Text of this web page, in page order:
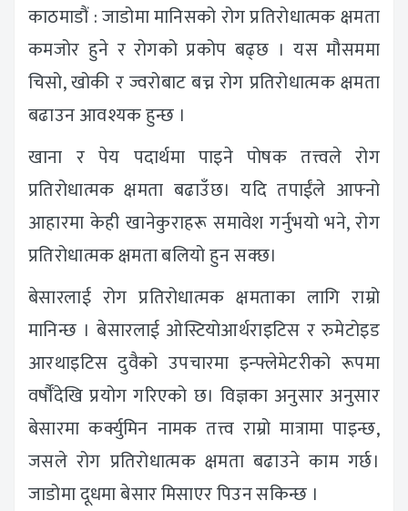
काठमाडौं : जाडोमा मानिसको रोग प्रतिरोधात्मक क्षमता
कमजोर हुने र रोगको प्रकोप बढ्छ । यस मौसममा
चिसो, खोकी र ज्वरोबाट बच्न रोग प्रतिरोधात्मक क्षमता
बढाउन आवश्यक हुन्छ ।
खाना र पेय पदार्थमा पाइने पोषक तत्त्वले रोग
प्रतिरोधात्मक क्षमता बढाउँछ। यदि तपाईंले आफ्नो
आहारमा केही खानेकुराहरू समावेश गर्नुभयो भने, रोग
प्रतिरोधात्मक क्षमता बलियो हुन सक्छ।
बेसारलाई रोग प्रतिरोधात्मक क्षमताका लागि राम्रो
मानिन्छ । बेसारलाई ओस्टियोआर्थराइटिस र रुमेटोइड
आरथाइटिस दुवैको उपचारमा इन्फ्लेमेटरीको रूपमा
वर्षौँदेखि प्रयोग गरिएको छ। विज्ञका अनुसार अनुसार
बेसारमा कर्क्युमिन नामक तत्त्व राम्रो मात्रामा पाइन्छ,
जसले रोग प्रतिरोधात्मक क्षमता बढाउने काम गर्छ।
जाडोमा दूधमा बेसार मिसाएर पिउन सकिन्छ ।